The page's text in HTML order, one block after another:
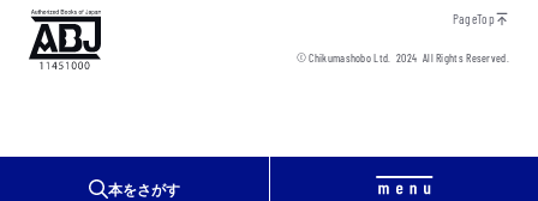
本をさがす
PageTop
© Chikumashobo Ltd.2024 All Rights Reserved.